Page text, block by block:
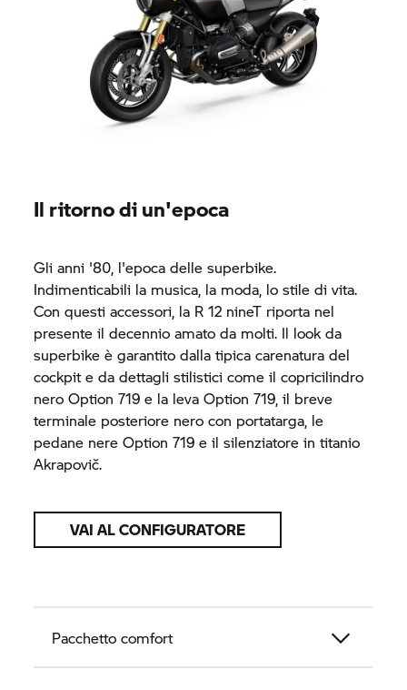
Il ritorno di un'epoca
Gli anni '80, l'epoca delle superbike.
Indimenticabili la musica, la moda, lo stile di vita.
Con questi accessori, la R 12 nineT riporta nel
presente il decennio amato da molti. Il look da
superbike è garantito dalla tipica carenatura del
cockpit e da dettagli stilistici come il copricilindro
nero Option 719 e la leva Option 719, il breve
terminale posteriore nero con portatarga, le
pedane nere Option 719 e il silenziatore in titanio
Akrapovič.
VAI AL CONFIGURATORE
Pacchetto comfort